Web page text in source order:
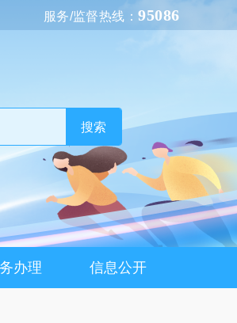
服务/监督热线：95086
搜索
办理 信息公开